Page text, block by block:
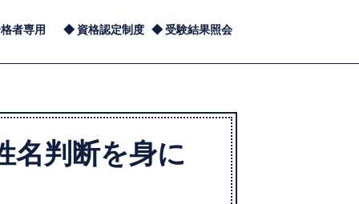
者専用 資格認定制度 受験結果照会
名判断を身に